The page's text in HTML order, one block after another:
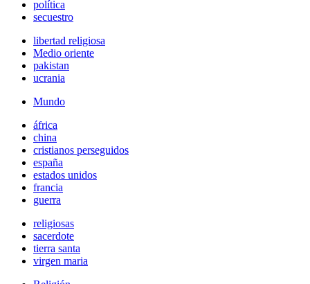
política
secuestro
libertad religiosa
Medio oriente
pakistan
ucrania
Mundo
áfrica
china
cristianos perseguidos
españa
estados unidos
francia
guerra
religiosas
sacerdote
tierra santa
virgen maria